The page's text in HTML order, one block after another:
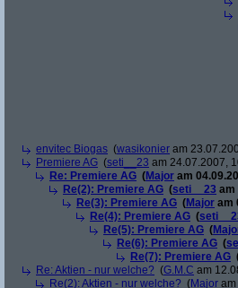
envitec Biogas (wasikonier am
Premiere AG (seti__23 am 24.07.2007,
Re: Premiere AG (Major am
Re(2): Premiere AG (seti__23 am
Re(3): Premiere AG (Major am
Re(4): Premiere AG (
Re(5): Premiere AG (
Re(6): Premiere AG (
Re(7): Premiere AG
Re: Aktien - nur welche? (G.M.C am
Re(2): Aktien - nur welche? (Major